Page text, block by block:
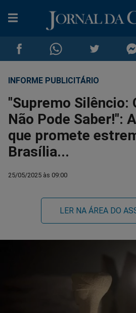
Compartilhar
no
Facebook
Compartilhar
no
Whatsapp
Compartilhar
no
Twitter
INFORME PUBLICITÁRIO
"Supremo Silêncio:
Não Pode Saber!":
que promete
Brasília...
25/05/2025 às 09:00
LER NA ÁREA DO